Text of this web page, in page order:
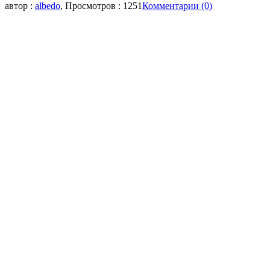
автор : albedo, Просмотров : 1251Комментарии (0)